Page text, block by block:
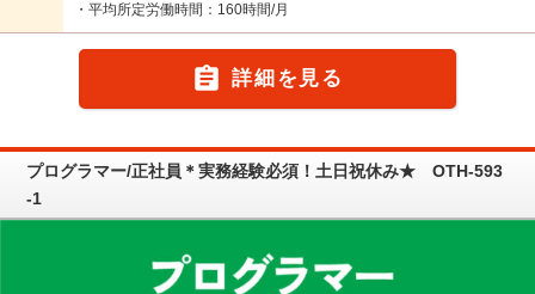
・平均所定労働時間：160時間/月
 詳細を見る
プログラマー/正社員＊実務経験必須！土日祝休み★ OTH-593
-1